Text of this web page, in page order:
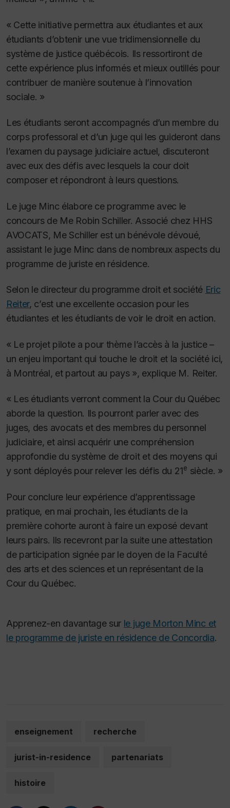
« Cette initiative permettra aux étudiantes et aux
étudiants d’obtenir une vue tridimensionnelle du
système de justice québécois. Ils ressortiront de
cette expérience plus informés et mieux outillés pour
contribuer de manière soutenue à l’innovation
sociale. »
Les étudiants seront accompagnés d’un membre du
corps professoral et d’un juge qui les guideront dans
l’examen du paysage judiciaire actuel, discuteront
avec eux des défis avec lesquels la cour doit
composer et répondront à leurs questions.
Le juge Minc élabore ce programme avec le
concours de Me Robin Schiller. Associé chez HHS
AVOCATS, Me Schiller est un bénévole dévoué,
assistant le juge Minc dans de nombreux aspects du
programme de juriste en résidence.
Selon le directeur du programme droit et société Eric
Reiter, c’est une excellente occasion pour les
étudiantes et les étudiants de voir le droit en action.
« Le projet pilote a pour thème l’accès à la justice –
un enjeu important qui touche le droit et la société ici,
à Montréal, et partout au pays », explique M. Reiter.
« Les étudiants verront comment la Cour du Québec
aborde la question. Ils pourront parler avec des
juges, des avocats et des membres du personnel
judiciaire, et ainsi acquérir une compréhension
approfondie du système de droit et des moyens qui
y sont déployés pour relever les défis du 21e siècle. »
Pour conclure leur expérience d’apprentissage
pratique, en mai prochain, les étudiants de la
première cohorte auront à faire un exposé devant
leurs pairs. Ils recevront par la suite une attestation
de participation signée par le doyen de la Faculté
des arts et des sciences et un représentant de la
Cour du Québec.
Apprenez-en davantage sur le juge Morton Minc et
le programme de juriste en résidence de Concordia.
enseignement recherche
jurist-in-residence partenariats
histoire